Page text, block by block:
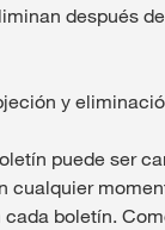
después
y
puede ser
cualquier
boletín.